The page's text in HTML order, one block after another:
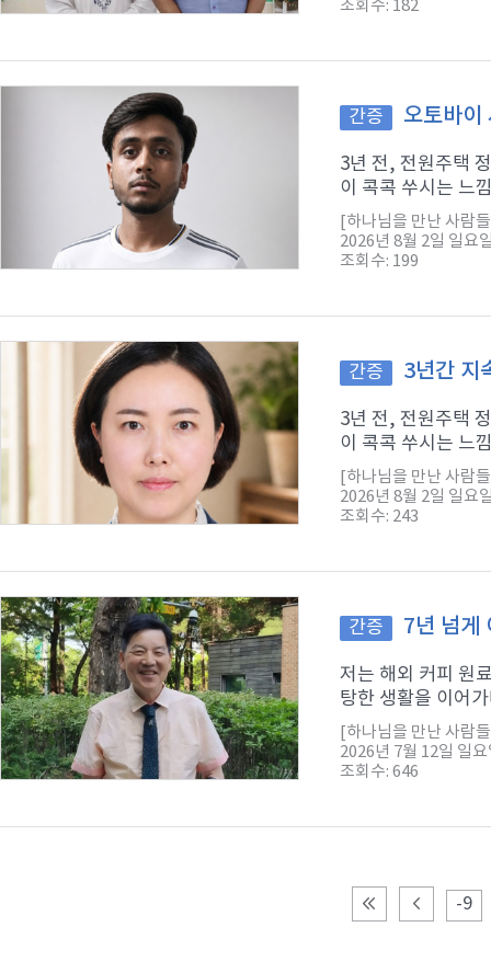
조회수: 182
간증 오토바이
3년 전, 전원주택
이 콕콕 쑤시는 느
[하나님을 만난 사람
2026년 8월 2일 일요
조회수: 199
간증 3년간 지
3년 전, 전원주택
이 콕콕 쑤시는 느
[하나님을 만난 사람
2026년 8월 2일 일요
조회수: 243
간증 7년 넘게
저는 해외 커피 원
탕한 생활을 이어
[하나님을 만난 사람
2026년 7월 12일 일요
조회수: 646
-9